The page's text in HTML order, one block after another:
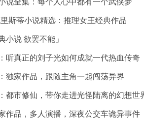
说全集：每个人心中都有一个武侠梦
里斯蒂小说精选：推理女王经典作品
小说 欲罢不能」
听真正的刘子光如何成就一代热血传奇
独家作品，跟随主角一起闯荡异界
都市修仙，带你走进光怪陆离的幻想世
作品，多人演播，深夜公交车诡异事件